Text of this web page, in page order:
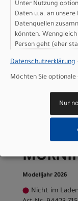
Modelljahr 2026
Nicht im
Größe: 52
Farbe:
Grossartikel)
Modelljahr 2026
Nicht im
Unter Nutzung
Daten u.a. an
Datenquellen
könnten.
Person geht (eher
sind wie bei uns in
Datenschutzerklärung
Möchten Sie optionale
Nur